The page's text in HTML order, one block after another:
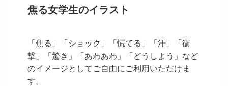
焦る女学生のイラスト
「焦る」「ショック」「慌てる」「汗」「衝
撃」「驚き」「あわあわ」「どうしよう」など
のイメージとしてご自由にご利用いただけま
す。